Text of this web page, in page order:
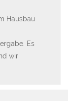
Hausbau
Es
wir